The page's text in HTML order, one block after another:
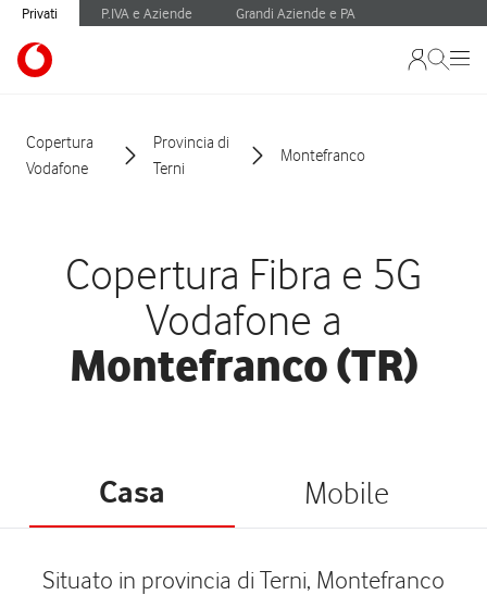
Privati P.IVA e Aziende Grandi Aziende e PA
Copertura
Vodafone
Provincia di
Terni
Montefranco
Copertura Fibra e 5G
Vodafone a
Montefranco (TR)
Casa Mobile
Situato in provincia di Terni, Montefranco